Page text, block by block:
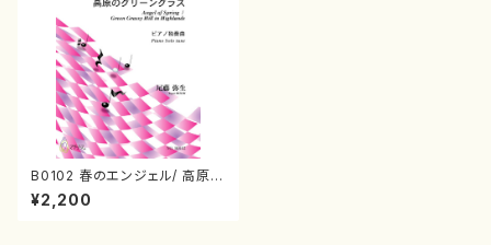
B0102 春のエンジェル/ 高原の
グリーングラス（ピアノソロ/尾藤
弥生/楽譜）
¥2,200